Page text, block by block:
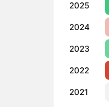
2025
2024
2023
2022
2021